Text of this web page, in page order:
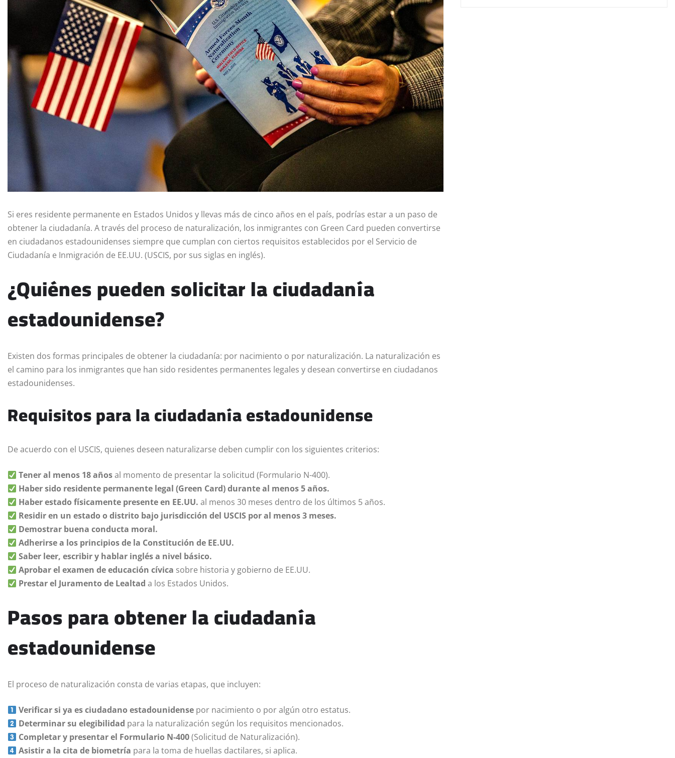
Si eres residente permanente en Estados Unidos y llevas más de cinco años en el país, podrías estar a un paso de
obtener la ciudadanía. A través del proceso de naturalización, los inmigrantes con Green Card pueden convertirse
en ciudadanos estadounidenses siempre que cumplan con ciertos requisitos establecidos por el Servicio de
Ciudadanía e Inmigración de EE.UU. (USCIS, por sus siglas en inglés).
¿Quiénes pueden solicitar la ciudadanía
estadounidense?
Existen dos formas principales de obtener la ciudadanía: por nacimiento o por naturalización. La naturalización es
el camino para los inmigrantes que han sido residentes permanentes legales y desean convertirse en ciudadanos
estadounidenses.
Requisitos para la ciudadanía estadounidense
De acuerdo con el USCIS, quienes deseen naturalizarse deben cumplir con los siguientes criterios:
Tener al menos 18 añosal momento de presentar la solicitud (Formulario N-400).
Haber sido residente permanente legal (Green Card) durante al menos 5 años.
Haber estado físicamente presente en EE.UU. al menos 30 meses dentro de los últimos 5 años.
Residir en un estado o distrito bajo jurisdicción del USCIS por al menos 3 meses.
Demostrar buena conducta moral.
Adherirse a los principios de la Constitución de EE.UU.
Saber leer, escribir y hablar inglés a nivel básico.
Aprobar el examen de educación cívica sobre historia y gobierno de EE.UU.
Prestar el Juramento de Lealtad a los Estados Unidos.
Pasos para obtener la ciudadanía
estadounidense
El proceso de naturalización consta de varias etapas, que incluyen:
Verificar si ya es ciudadano estadounidense por nacimiento o por algún otro estatus.
Determinar su elegibilidad para la naturalización según los requisitos mencionados.
Completar y presentar el Formulario N-400(Solicitud de Naturalización).
Asistir a la cita de biometría para la toma de huellas dactilares, si aplica.